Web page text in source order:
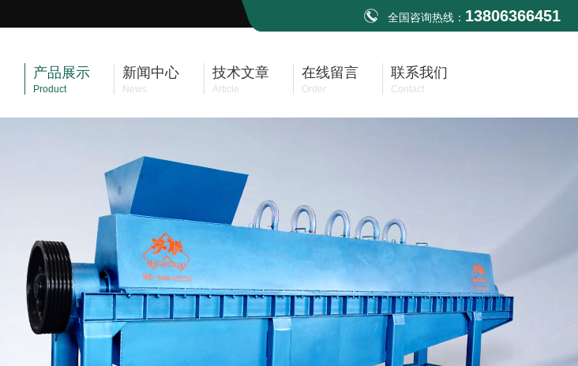
全国咨询热线： 13806366451
产品展示
Product
新闻中心
News
技术文章
Article
在线留言
Order
联系我们
Contact